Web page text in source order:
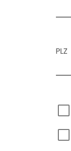
PLZ